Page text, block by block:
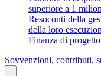
superiore a 1
Resoconti della
della loro
Finanza di progetto
Sovvenzioni, contributi,